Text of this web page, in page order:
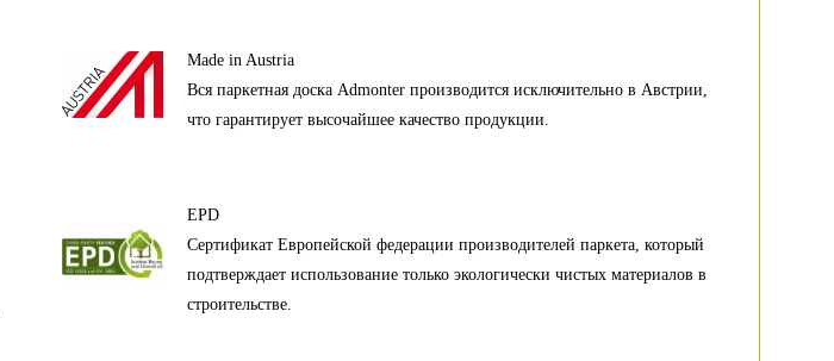
Made in Austria
Вся паркетная доска Admonter производится исключительно в Австрии,
что гарантирует высочайшее качество продукции.
EPD
Сертификат Европейской федерации производителей паркета, который
подтверждает использование только экологически чистых материалов в
строительстве.